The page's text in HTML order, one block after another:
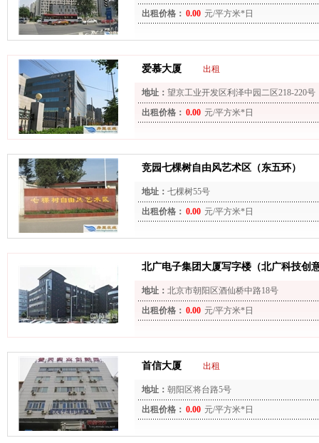
出租价格： 0.00 元/平方米*日
爱慕大厦 出租
地址： 望京工业开发区利泽中园二区218-220号
出租价格： 0.00 元/平方米*日
竞园七棵树自由风艺术区（东五环）
地址： 七棵树55号
出租价格： 0.00 元/平方米*日
北广电子集团大厦写字楼（北广科技创
地址： 北京市朝阳区酒仙桥中路18号
出租价格： 0.00 元/平方米*日
首信大厦 出租
地址： 朝阳区将台路5号
出租价格： 0.00 元/平方米*日